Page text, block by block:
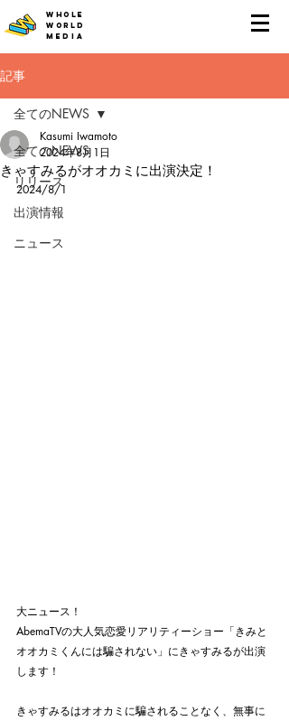
WHOLE
MEDIA
WORLD
記事
全てのNEWS
リリース
出演情報
ニュース
全てのNEWS
きゃすみるがオオカミに出演決定！
Kasumi Iwamoto
2024年8月1日
2024/8/1
大ニュース！
AbemaTVの大人気恋愛リアリティーショー「きみと
オオカミくんには騙されない」にきゃすみるが出演
します！
きゃすみるはオオカミに騙されることなく、無事に